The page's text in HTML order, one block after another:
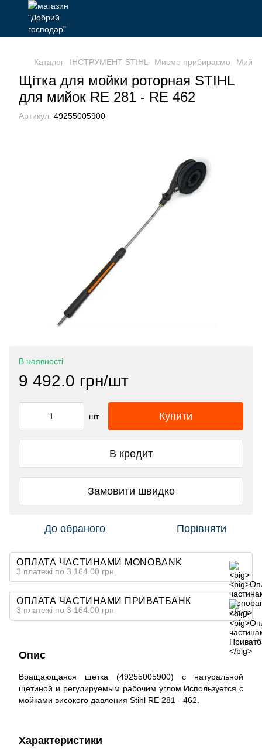
Каталог ІНСТРУМЕНТ STIHL Миємо прибираємо Мийки
Щітка для мойки роторная STIHL
для мийок RE 281 - RE 462
Артикул: 49255005900
В наявності
9 492.0 грн/шт
шт Купити
В кредит
Замовити швидко
До обраного Порівняти
ОПЛАТА ЧАСТИНАМИ MONOBANK
3 платежі по 3 164.00 грн
ОПЛАТА ЧАСТИНАМИ ПРИВАТБАНК
3 платежі по 3 164.00 грн
Опис
Вращающаяся щетка (49255005900) с натуральной
щетиной и регулируемым рабочим углом.Используется с
мойками високого давления Stihl RE 281 - 462.
Характеристики